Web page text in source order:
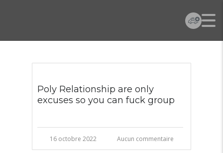
Poly Relationship are only
excuses so you can fuck group
16 octobre 2022 Aucun commentaire